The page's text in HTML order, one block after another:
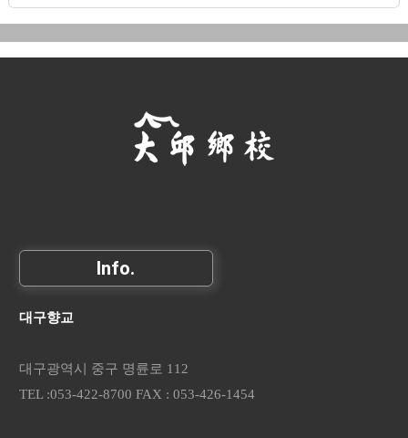
Info.
대구향교
대구광역시 중구 명륜로 112
TEL :053-422-8700 FAX : 053-426-1454